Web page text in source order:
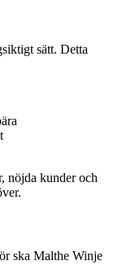
sätt. Detta
nöjda kunder och
ska Malthe Winje